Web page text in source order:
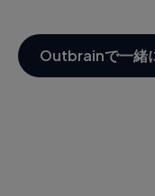
Outbrainで一緒